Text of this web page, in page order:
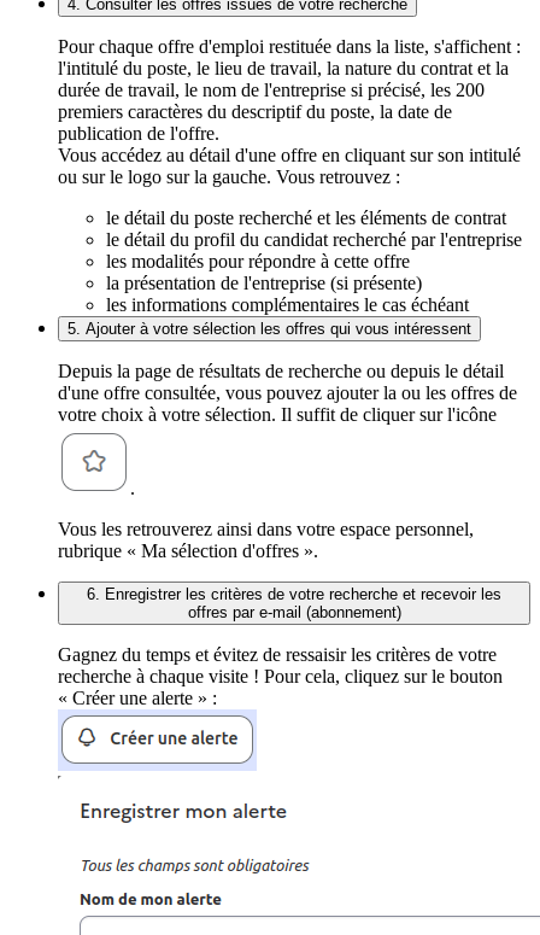
4. Consulter les offres issues de votre recherche
Pour chaque offre d'emploi restituée dans la liste, s'affichent :
l'intitulé du poste, le lieu de travail, la nature du contrat et la
durée de travail, le nom de l'entreprise si précisé, les 200
premiers caractères du descriptif du poste, la date de
publication de l'offre.
Vous accédez au détail d'une offre en cliquant sur son intitulé
ou sur le logo sur la gauche. Vous retrouvez :
le détail du poste recherché et les éléments de contrat
le détail du profil du candidat recherché par l'entreprise
les modalités pour répondre à cette offre
la présentation de l'entreprise (si présente)
les informations complémentaires le cas échéant
5. Ajouter à votre sélection les offres qui vous intéressent
Depuis la page de résultats de recherche ou depuis le détail
d'une offre consultée, vous pouvez ajouter la ou les offres de
votre choix à votre sélection. Il suffit de cliquer sur l'icône
.
Vous les retrouverez ainsi dans votre espace personnel,
rubrique « Ma sélection d'offres ».
6. Enregistrer les critères de votre recherche et recevoir les
offres par e-mail (abonnement)
Gagnez du temps et évitez de ressaisir les critères de votre
recherche à chaque visite ! Pour cela, cliquez sur le bouton
« Créer une alerte » :